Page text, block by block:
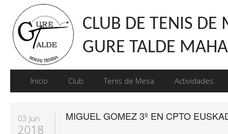
CLUB DE TENIS DE
GURE TALDE
Inicio Club Tenis de Mesa Actividades
03 Jun
2018
MIGUEL GOMEZ 3º EN CPTO